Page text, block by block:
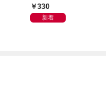
いた330
新着